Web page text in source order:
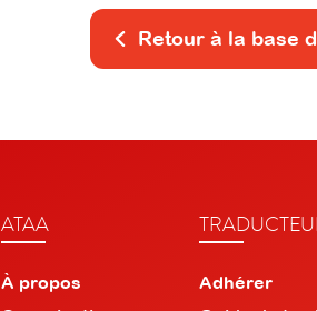
Retour à la base
ATAA
À propos
Adhérer